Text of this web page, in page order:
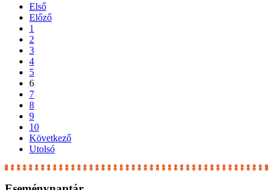
Első
Előző
1
2
3
4
5
6
7
8
9
10
Következő
Utolsó